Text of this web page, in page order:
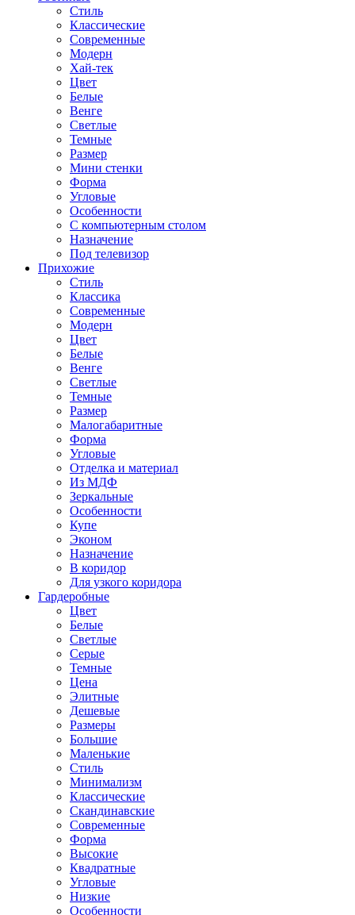
Стиль
Классические
Современные
Модерн
Хай-тек
Цвет
Белые
Венге
Светлые
Темные
Размер
Мини стенки
Форма
Угловые
Особенности
С компьютерным столом
Назначение
Под телевизор
Прихожие
Стиль
Классика
Современные
Модерн
Цвет
Белые
Венге
Светлые
Темные
Размер
Малогабаритные
Форма
Угловые
Отделка и материал
Из МДФ
Зеркальные
Особенности
Купе
Эконом
Назначение
В коридор
Для узкого коридора
Гардеробные
Цвет
Белые
Светлые
Серые
Темные
Цена
Элитные
Дешевые
Размеры
Большие
Маленькие
Стиль
Минимализм
Классические
Скандинавские
Современные
Форма
Высокие
Квадратные
Угловые
Низкие
Особенности